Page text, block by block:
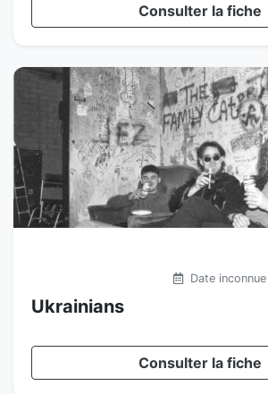
Consulter la fiche
Date inconnue
Ukrainians
Consulter la fiche